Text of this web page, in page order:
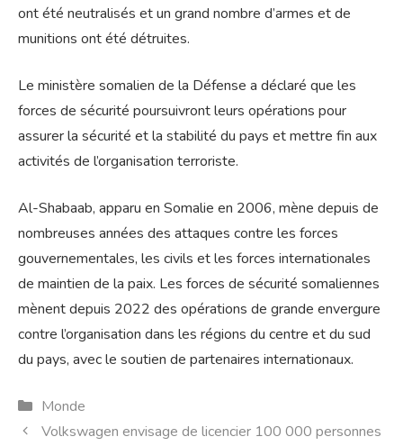
ont été neutralisés et un grand nombre d’armes et de
munitions ont été détruites.
Le ministère somalien de la Défense a déclaré que les
forces de sécurité poursuivront leurs opérations pour
assurer la sécurité et la stabilité du pays et mettre fin aux
activités de l’organisation terroriste.
Al-Shabaab, apparu en Somalie en 2006, mène depuis de
nombreuses années des attaques contre les forces
gouvernementales, les civils et les forces internationales
de maintien de la paix. Les forces de sécurité somaliennes
mènent depuis 2022 des opérations de grande envergure
contre l’organisation dans les régions du centre et du sud
du pays, avec le soutien de partenaires internationaux.
Catégories
Monde
Volkswagen envisage de licencier 100 000 personnes